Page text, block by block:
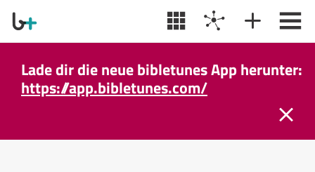
Lade dir die neue bibletunes App herunter:
https://app.bibletunes.com/